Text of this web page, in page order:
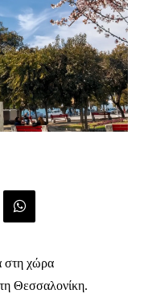
στη χώρα
Θεσσαλονίκη.